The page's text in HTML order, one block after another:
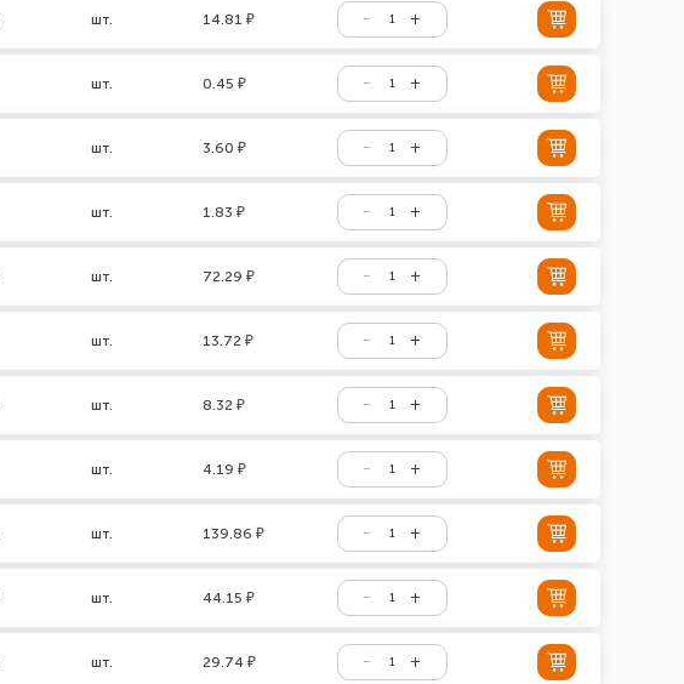
шт. 14.81 ₽
шт. 0.45 ₽
шт. 3.60 ₽
шт. 1.83 ₽
шт. 72.29 ₽
шт. 13.72 ₽
шт. 8.32 ₽
шт. 4.19 ₽
шт. 139.86 ₽
шт. 44.15 ₽
шт. 29.74 ₽